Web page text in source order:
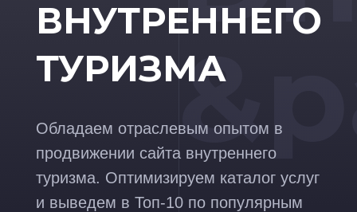
ВНУТРЕННЕГО
ТУРИЗМА
Обладаем отраслевым опытом в
продвижении сайта внутреннего
туризма. Оптимизируем каталог услуг
и выведем в Топ-10 по популярным